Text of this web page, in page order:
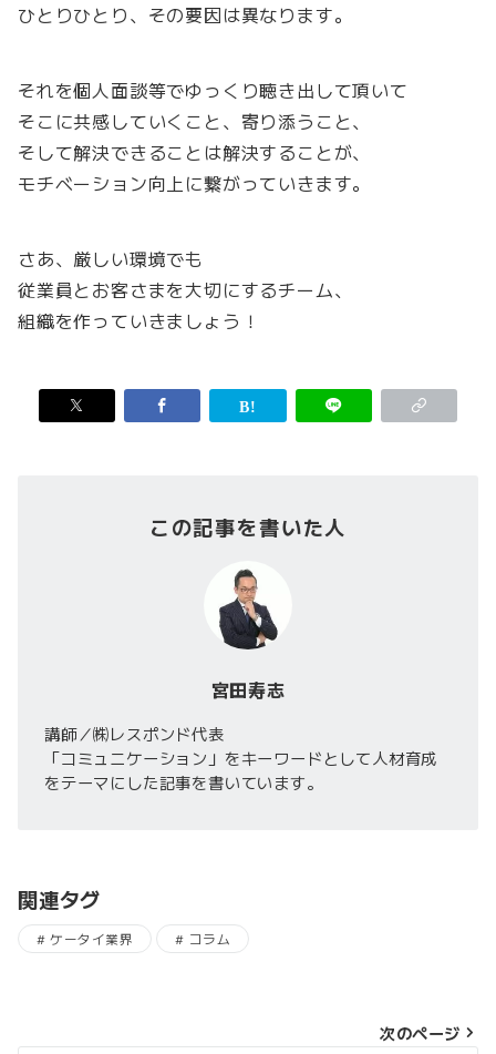
ひとりひとり、その要因は異なります。
それを個人面談等でゆっくり聴き出して頂いて
そこに共感していくこと、寄り添うこと、
そして解決できることは解決することが、
モチベーション向上に繋がっていきます。
さあ、厳しい環境でも
従業員とお客さまを大切にするチーム、
組織を作っていきましょう！
この記事を書いた人
宮田寿志
講師／㈱レスポンド代表
「コミュニケーション」をキーワードとして人材育成
をテーマにした記事を書いています。
関連タグ
ケータイ業界 コラム
次のページ